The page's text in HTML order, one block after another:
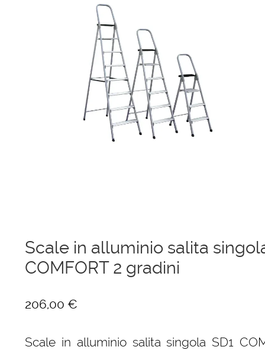
Rampe di carico
Articoli per la casa
Scale in alluminio salita
COMFORT 2 gradini
206,00 €
Scale in alluminio salita singola SD1